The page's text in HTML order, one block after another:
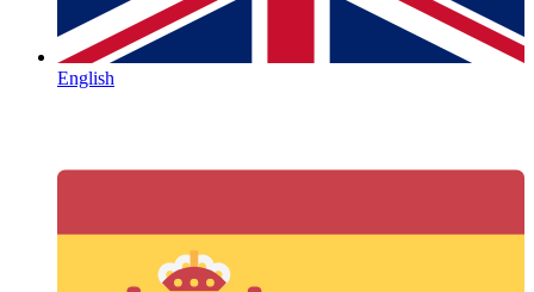
English